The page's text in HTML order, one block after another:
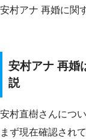
安村アナ 再婚に関
安村アナ 再婚
説
安村直樹さんにつ
まず現在確認され